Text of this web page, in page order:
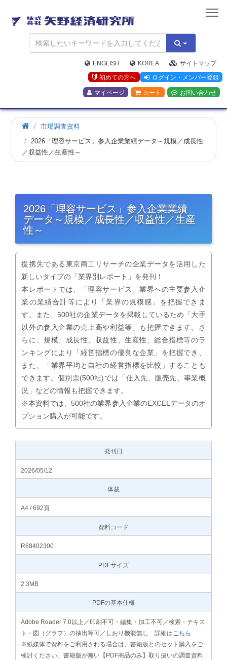
矢
野
経
済
研
究
所
ENGLISH KOREA
サイトマップ
初めての方へ
ログイン・メンバー登録
マイページ カート お問い合わせ
市場調査資料
2026「理容サービス」参入企業業績データ～規模／成長性
／収益性／生産性～
2026「理容サービス」参入企業業績
データ～規模／成長性／収益性／生産
性～
提携先である東京商工リサーチの企業データを活用した
新しいタイプの「業界別レポート」を発刊！
本レポートでは、「理容サービス」業界への主要参入企
業の業績合計等により「業界の規模感」を把握できま
す。また、500社の企業データを掲載しているため「大手
以外の参入企業の売上高や利益等」も把握できます。さ
らに、規模、成長性、収益性、生産性、総合指標等のラ
ンキングにより「経営指標の優良な企業」を把握でき、
また、「業界平均と自社の経営指標を比較」することも
できます。個別票(500社)では「仕入先、販売先、事業概
況」などの情報も把握できます。
※本資料では、500社の業界参入企業のEXCELデータのオ
プション購入が可能です。
発刊日
2026/05/12
体裁
A4 / 692頁
資料コード
R68402300
PDFサイズ
2.3MB
PDFの基本仕様
Adobe Reader 7.0以上／印刷不可・編集・加工不可／検索・テキス
ト・図（グラフ）の抽出等可／しおり機能無し 詳細は こちら
※紙媒体で資料をご利用される場合は、書籍版とのセット購入をご
検討ください。書籍版が無い【PDF商品のみ】取り扱いの調査資料